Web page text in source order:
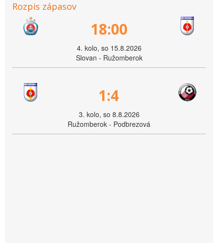
Rozpis zápasov
18:00
4. kolo, so 15.8.2026
Slovan - Ružomberok
1:4
3. kolo, so 8.8.2026
Ružomberok - Podbrezová